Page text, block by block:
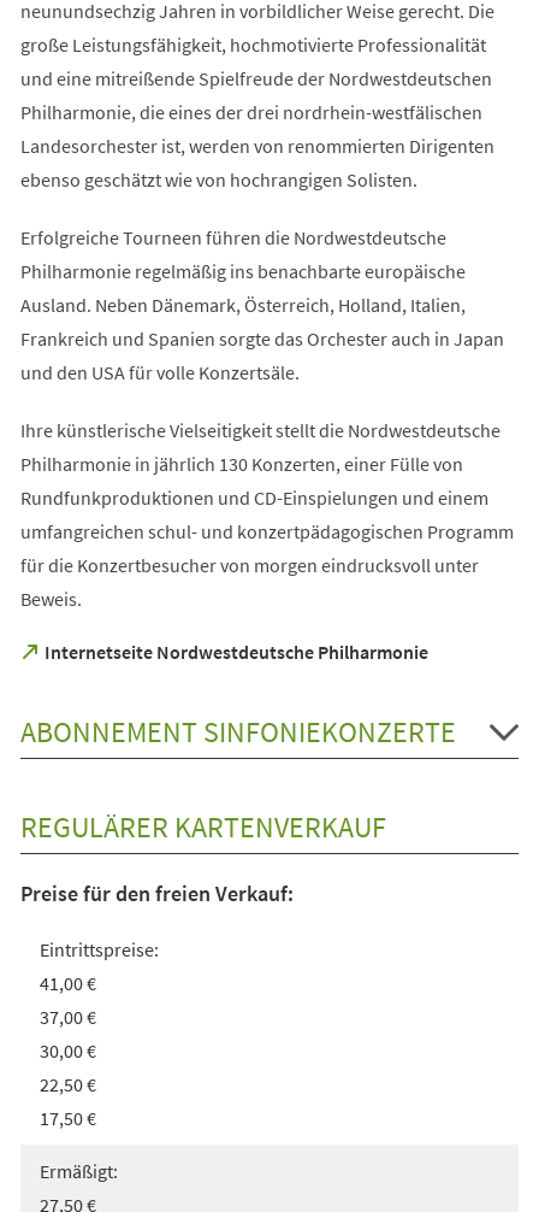
neunundsechzig Jahren in vorbildlicher Weise gerecht. Die
große Leistungsfähigkeit, hochmotivierte Professionalität
und eine mitreißende Spielfreude der Nordwestdeutschen
Philharmonie, die eines der drei nordrhein-westfälischen
Landesorchester ist, werden von renommierten Dirigenten
ebenso geschätzt wie von hochrangigen Solisten.
Erfolgreiche Tourneen führen die Nordwestdeutsche
Philharmonie regelmäßig ins benachbarte europäische
Ausland. Neben Dänemark, Österreich, Holland, Italien,
Frankreich und Spanien sorgte das Orchester auch in Japan
und den USA für volle Konzertsäle.
Ihre künstlerische Vielseitigkeit stellt die Nordwestdeutsche
Philharmonie in jährlich 130 Konzerten, einer Fülle von
Rundfunkproduktionen und CD-Einspielungen und einem
umfangreichen schul- und konzertpädagogischen Programm
für die Konzertbesucher von morgen eindrucksvoll unter
Beweis.
Internetseite Nordwestdeutsche Philharmonie
(Öffnet
neuen
Tab)
ABONNEMENT SINFONIEKONZERTE
REGULÄRER KARTENVERKAUF
Preise für den freien Verkauf:
Eintrittspreise:
41,00 €
37,00 €
30,00 €
22,50 €
17,50 €
Ermäßigt:
27,50 €